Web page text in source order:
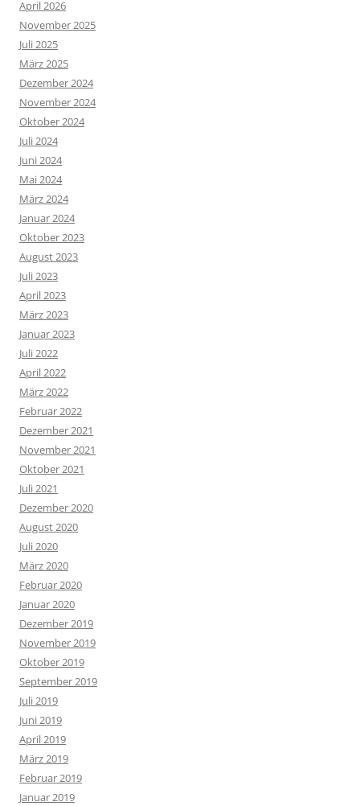
April 2026
November 2025
Juli 2025
März 2025
Dezember 2024
November 2024
Oktober 2024
Juli 2024
Juni 2024
Mai 2024
März 2024
Januar 2024
Oktober 2023
August 2023
Juli 2023
April 2023
März 2023
Januar 2023
Juli 2022
April 2022
März 2022
Februar 2022
Dezember 2021
November 2021
Oktober 2021
Juli 2021
Dezember 2020
August 2020
Juli 2020
März 2020
Februar 2020
Januar 2020
Dezember 2019
November 2019
Oktober 2019
September 2019
Juli 2019
Juni 2019
April 2019
März 2019
Februar 2019
Januar 2019